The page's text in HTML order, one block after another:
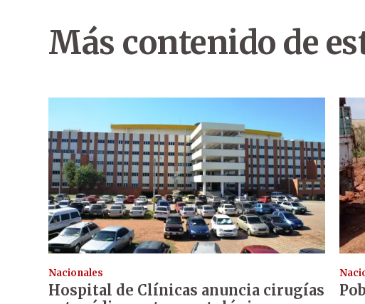
Más contenido de
Nacionales
Hospital de Clínicas anuncia cirugías